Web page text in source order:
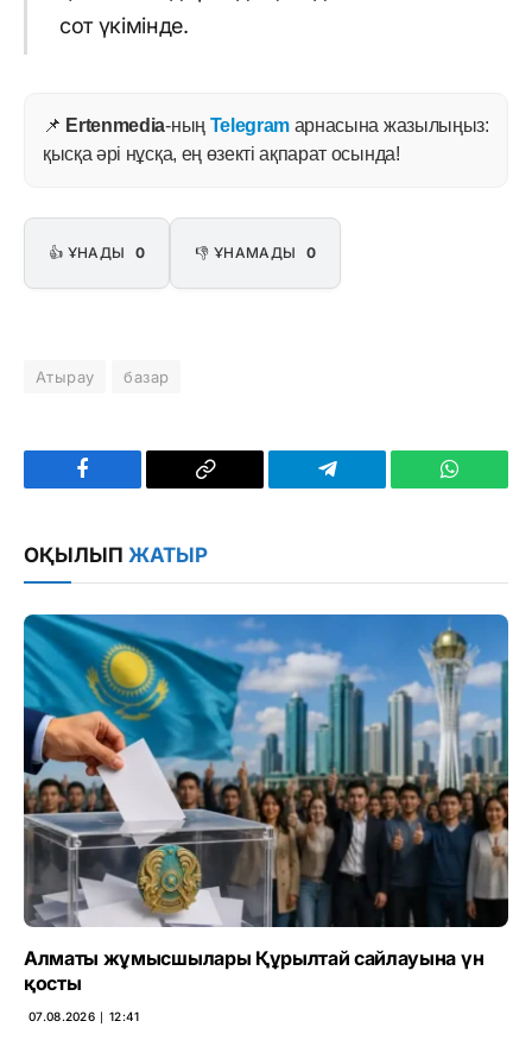
сот үкімінде.
📌 Ertenmedia-ның Telegram арнасына жазылыңыз:
қысқа әрі нұсқа, ең өзекті ақпарат осында!
👍 ҰНАДЫ 0 👎 ҰНАМАДЫ 0
Атырау базар
Facebook
Copy
Telegram
ОҚЫЛЫП ЖАТЫР
Алматы жұмысшылары Құрылтай сайлауына үн
қосты
07.08.2026 ∣ 12:41